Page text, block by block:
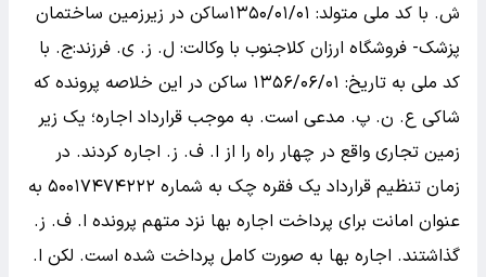
ش. با کد ملی متولد: ۱۳۵۰/۰۱/۰۱ساکن در زیرزمین ساختمان
پزشک- فروشگاه ارزان کلاجنوب با وکالت: ل. ز. ی. فرزند:ج. با
کد ملی به تاریخ: ۱۳۵۶/۰۶/۰۱ ساکن در این خلاصه پرونده که
شاکی ع. ن. پ. مدعی است. به موجب قرارداد اجاره؛ یک زیر
زمین تجاری واقع در چهار راه را از ا. ف. ز. اجاره کردند. در
زمان تنظیم قرارداد یک فقره چک به شماره ۵۰۰۱۷۴۷۴۲۲۲ به
عنوان امانت برای پرداخت اجاره بها نزد متهم پرونده ا. ف. ز.
گذاشتند. اجاره بها به صورت کامل پرداخت شده است. لکن ا.